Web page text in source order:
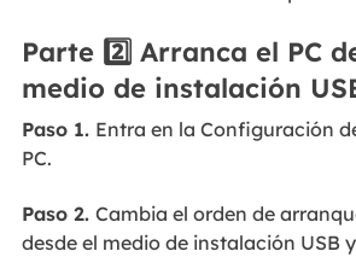
Parte 2️⃣ Arranca el PC
medio de instalación
Paso 1. Entra en la Configuración
PC.
Paso 2. Cambia el orden de
desde el medio de instalación USB y